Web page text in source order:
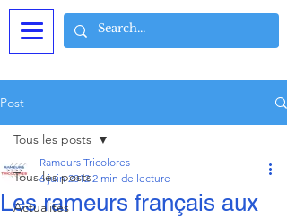
Post
Tous les posts
Actualités
Tous les posts
Les rameurs français aux
Rameurs Tricolores
6 juin 2012 2 min de lecture